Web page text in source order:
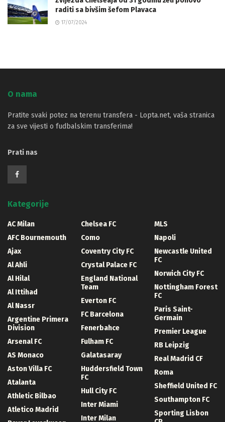
raditi sa bivšim šefom Plavaca
17/07/2024
O nama
Pratite svaki potez na terenu transfera - Lopta.net, vaša stranica
za sve vijesti o fudbalskim transferima!
Prati nas
Kategorije
AC Milan
AFC Bournemouth
Ajax
Al Ahli
Al Hilal
Al Ittihad
Al Nassr
Argentine Primera
Division
Arsenal FC
AS Monaco
Aston Villa FC
Atalanta
Athletic Bilbao
Atletico Madrid
Chelsea FC
Como
Coventry City FC
Crystal Palace FC
England National
Team
Everton FC
FC Barcelona
Fenerbahce
Fulham FC
Galatasaray
Huddersfield Town
FC
Hull City FC
Inter Miami
Inter Milan
MLS
Napoli
Newcastle United
FC
Norwich City FC
Nottingham Forest
FC
Paris Saint-
Germain
Premier League
RB Leipzig
Real Madrid CF
Roma
Sheffield United FC
Southampton FC
Sporting Lisbon